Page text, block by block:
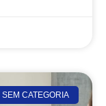
SEM CATEGORIA